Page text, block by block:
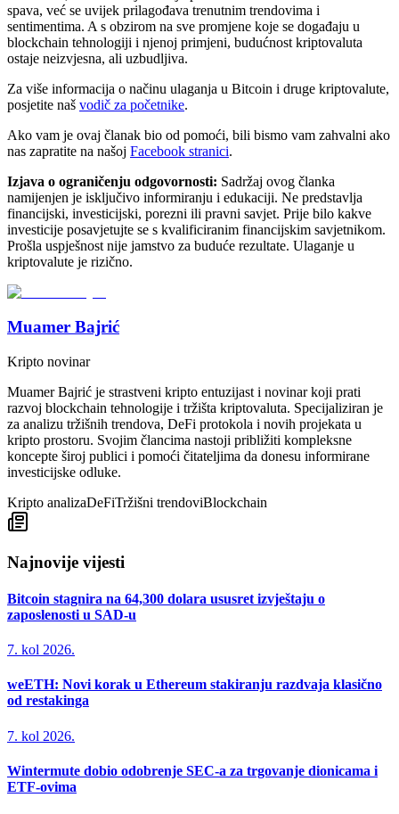
spava, već se uvijek prilagođava trenutnim trendovima i
sentimentima. A s obzirom na sve promjene koje se događaju u
blockchain tehnologiji i njenoj primjeni, budućnost kriptovaluta
ostaje neizvjesna, ali uzbudljiva.
Za više informacija o načinu ulaganja u Bitcoin i druge kriptovalute,
posjetite naš vodič za početnike.
Ako vam je ovaj članak bio od pomoći, bili bismo vam zahvalni ako
nas zapratite na našoj Facebook stranici.
Izjava o ograničenju odgovornosti: Sadržaj ovog članka
namijenjen je isključivo informiranju i edukaciji. Ne predstavlja
financijski, investicijski, porezni ili pravni savjet. Prije bilo kakve
investicije posavjetujte se s kvalificiranim financijskim savjetnikom.
Prošla uspješnost nije jamstvo za buduće rezultate. Ulaganje u
kriptovalute je rizično.
Muamer Bajrić
Kripto novinar
Muamer Bajrić je strastveni kripto entuzijast i novinar koji prati
razvoj blockchain tehnologije i tržišta kriptovaluta. Specijaliziran je
za analizu tržišnih trendova, DeFi protokola i novih projekata u
kripto prostoru. Svojim člancima nastoji približiti kompleksne
koncepte široj publici i pomoći čitateljima da donesu informirane
investicijske odluke.
Kripto analizaDeFiTržišni trendoviBlockchain
Najnovije vijesti
Bitcoin stagnira na 64,300 dolara ususret izvještaju o
zaposlenosti u SAD-u
7. kol 2026.
weETH: Novi korak u Ethereum stakiranju razdvaja klasično
od restakinga
7. kol 2026.
Wintermute dobio odobrenje SEC-a za trgovanje dionicama i
ETF-ovima